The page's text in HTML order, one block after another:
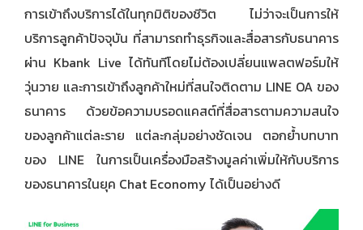
การเข้าถึงบริการได้ในทุกมิติของชีวิต ไม่ว่าจะเป็นการให้
บริการลูกค้าปัจจุบัน ที่สามารถทำธุรกิจและสื่อสารกับธนาคาร
ผ่าน Kbank Live ได้ทันทีโดยไม่ต้องเปลี่ยนแพลตฟอร์มให้
วุ่นวาย และการเข้าถึงลูกค้าใหม่ที่สนใจติดตาม LINE OA ของ
ธนาคาร ด้วยข้อความบรอดแคสต์ที่สื่อสารตามความสนใจ
ของลูกค้าแต่ละราย แต่ละกลุ่มอย่างชัดเจน ตอกย้ำบทบาท
ของ LINE ในการเป็นเครื่องมือสร้างมูลค่าเพิ่มให้กับบริการ
ของธนาคารในยุค Chat Economy ได้เป็นอย่างดี